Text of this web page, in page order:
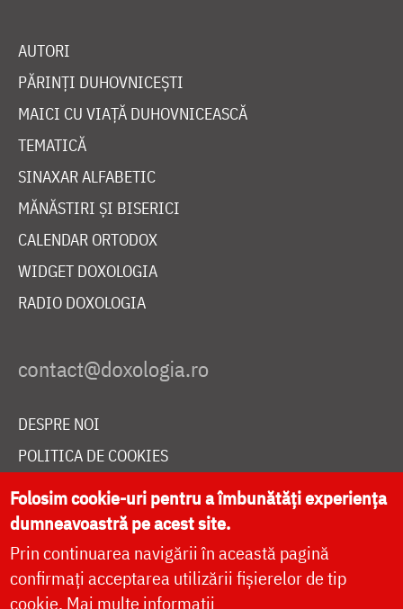
AUTORI
PĂRINȚI DUHOVNICEȘTI
MAICI CU VIAȚĂ DUHOVNICEASCĂ
TEMATICĂ
SINAXAR ALFABETIC
MĂNĂSTIRI ȘI BISERICI
CALENDAR ORTODOX
WIDGET DOXOLOGIA
RADIO DOXOLOGIA
DESPRE NOI
POLITICA DE COOKIES
DONEAZĂ ONLINE PENTRU CATEDRALA NAȚIONALĂ
LIVE
Folosim cookie-uri pentru a îmbunătăți experiența
dumneavoastră pe acest site.
Prin continuarea navigării în această pagină
confirmați acceptarea utilizării fișierelor de tip
cookie. Mai multe informații